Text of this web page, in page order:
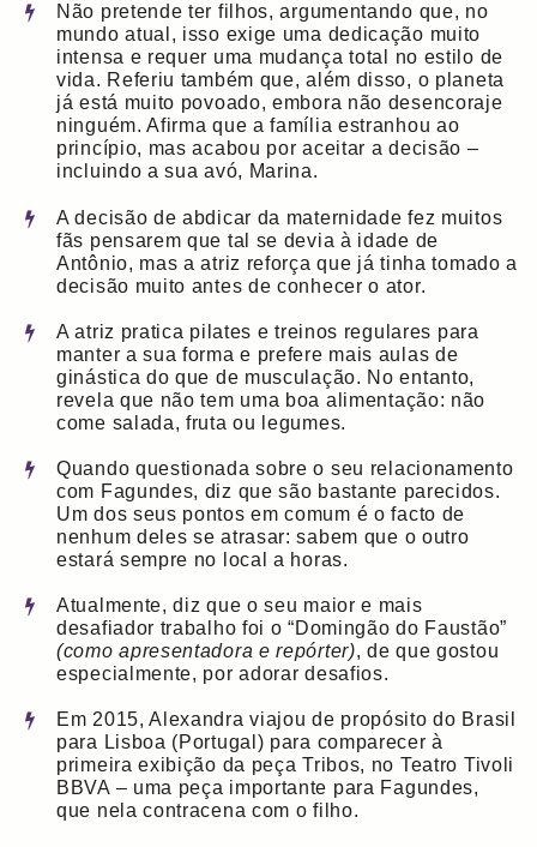
Não pretende ter filhos, argumentando que, no
mundo atual, isso exige uma dedicação muito
intensa e requer uma mudança total no estilo de
vida. Referiu também que, além disso, o planeta
já está muito povoado, embora não desencoraje
ninguém. Afirma que a família estranhou ao
princípio, mas acabou por aceitar a decisão –
incluindo a sua avó, Marina.
A decisão de abdicar da maternidade fez muitos
fãs pensarem que tal se devia à idade de
Antônio, mas a atriz reforça que já tinha tomado a
decisão muito antes de conhecer o ator.
A atriz pratica pilates e treinos regulares para
manter a sua forma e prefere mais aulas de
ginástica do que de musculação. No entanto,
revela que não tem uma boa alimentação: não
come salada, fruta ou legumes.
Quando questionada sobre o seu relacionamento
com Fagundes, diz que são bastante parecidos.
Um dos seus pontos em comum é o facto de
nenhum deles se atrasar: sabem que o outro
estará sempre no local a horas.
Atualmente, diz que o seu maior e mais
desafiador trabalho foi o “Domingão do Faustão”
(como apresentadora e repórter), de que gostou
especialmente, por adorar desafios.
Em 2015, Alexandra viajou de propósito do Brasil
para Lisboa (Portugal) para comparecer à
primeira exibição da peça Tribos, no Teatro Tivoli
BBVA – uma peça importante para Fagundes,
que nela contracena com o filho.